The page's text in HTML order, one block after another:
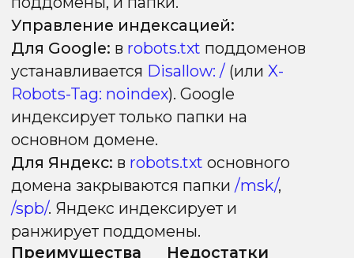
региона в поисковой выдаче.
Внутренняя оптимизация
в региональном SEO — это целая
система управления масштабом. Чем
больше регионов и страниц, тем выше
цена ошибок: дубли, потеря
краулингового бюджета и размытая
релевантность быстро сводят на нет
эффект даже сильной архитектуры
и ссылочного профиля.
В следующем блоке разберём частые
ошибки, с которыми чаще всего
сталкиваются при масштабировании
региональных проектов.